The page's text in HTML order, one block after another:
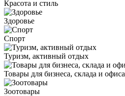
Красота и стиль
Здоровье
Спорт
Туризм, активный отдых
Товары для бизнеса, склада и офиса
Зоотовары